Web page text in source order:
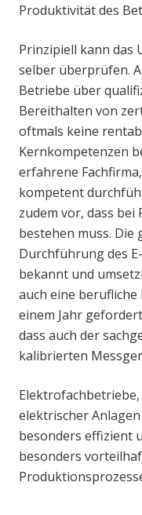
Produktivität des
Prinzipiell kann das
selber überprüfen.
Betriebe über
Bereithalten von
oftmals keine
Kernkompetenzen
erfahrene
kompetent
zudem vor, dass
bestehen muss. Die
Durchführung des
bekannt und
auch eine
einem Jahr
dass auch der
kalibrierten
elektrischer
besonders effizient
besonders